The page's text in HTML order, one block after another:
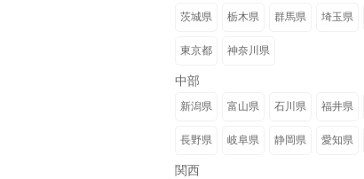
茨城県 栃木県 群馬県 埼玉県
東京都 神奈川県
中部
新潟県 富山県 石川県 福井県
長野県 岐阜県 静岡県 愛知県
関西